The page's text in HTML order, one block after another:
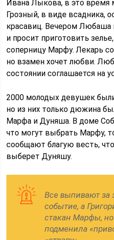
Ивана Лыкова, в это время
Грозный, в виде всадника,
красавиц. Вечером Любаша
и просит приготовить
соперницу Марфу. Лекарь
но взамен хочет любви.
состоянии соглашается на
2000 молодых девушек
но из них только дюжина
Марфа и Дуняша. В доме
что могут выбрать Марфу,
сообщают благую весть,
выберет Дуняшу.
Все выпивают за
событие, а
стакан Марфы,
подменила